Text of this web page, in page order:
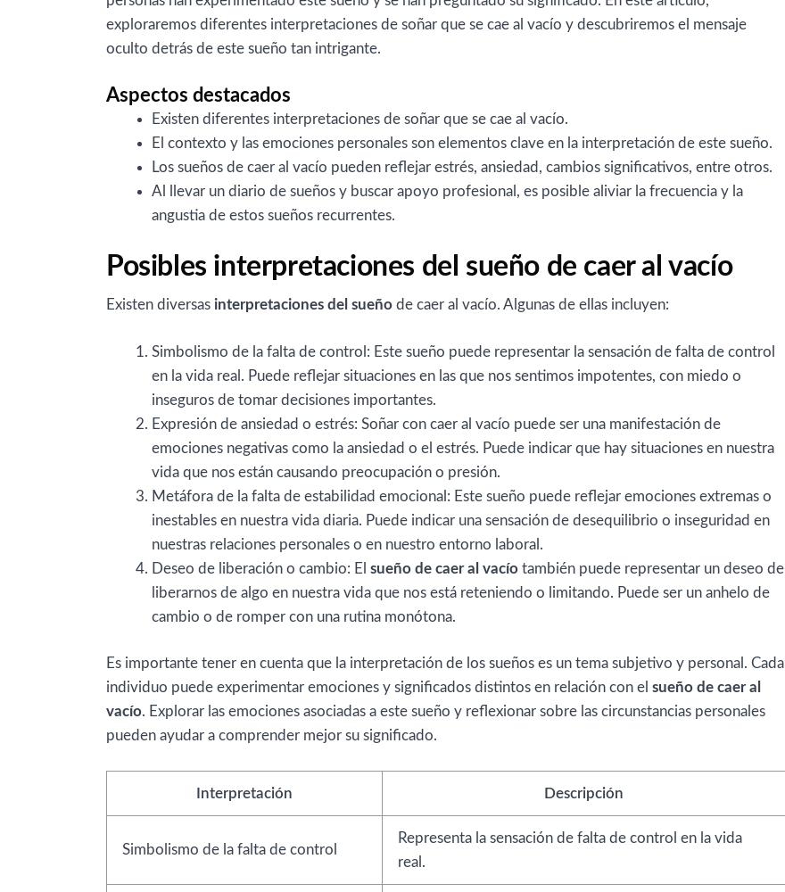
exploraremos diferentes interpretaciones de soñar que se cae al vacío y descubriremos el mensaje
oculto detrás de este sueño tan intrigante.
Aspectos destacados
Existen diferentes interpretaciones de soñar que se cae al vacío.
El contexto y las emociones personales son elementos clave en la interpretación de este sueño.
Los sueños de caer al vacío pueden reflejar estrés, ansiedad, cambios significativos, entre otros.
Al llevar un diario de sueños y buscar apoyo profesional, es posible aliviar la frecuencia y la
angustia de estos sueños recurrentes.
Posibles interpretaciones del sueño de caer al vacío
Existen diversasinterpretaciones del sueño de caer al vacío. Algunas de ellas incluyen:
Simbolismo de la falta de control: Este sueño puede representar la sensación de falta de control
en la vida real. Puede reflejar situaciones en las que nos sentimos impotentes, con miedo o
inseguros de tomar decisiones importantes.
Expresión de ansiedad o estrés: Soñar con caer al vacío puede ser una manifestación de
emociones negativas como la ansiedad o el estrés. Puede indicar que hay situaciones en nuestra
vida que nos están causando preocupación o presión.
Metáfora de la falta de estabilidad emocional: Este sueño puede reflejar emociones extremas o
inestables en nuestra vida diaria. Puede indicar una sensación de desequilibrio o inseguridad en
nuestras relaciones personales o en nuestro entorno laboral.
Deseo de liberación o cambio: Elsueño de caer al vacío también puede representar un deseo de
liberarnos de algo en nuestra vida que nos está reteniendo o limitando. Puede ser un anhelo de
cambio o de romper con una rutina monótona.
Es importante tener en cuenta que la interpretación de los sueños es un tema subjetivo y personal. Cada
individuo puede experimentar emociones y significados distintos en relación con elsueño de caer al
vacío. Explorar las emociones asociadas a este sueño y reflexionar sobre las circunstancias personales
pueden ayudar a comprender mejor su significado.
Interpretación Descripción
Simbolismo de la falta de control
Representa la sensación de falta de control en la vida
real.